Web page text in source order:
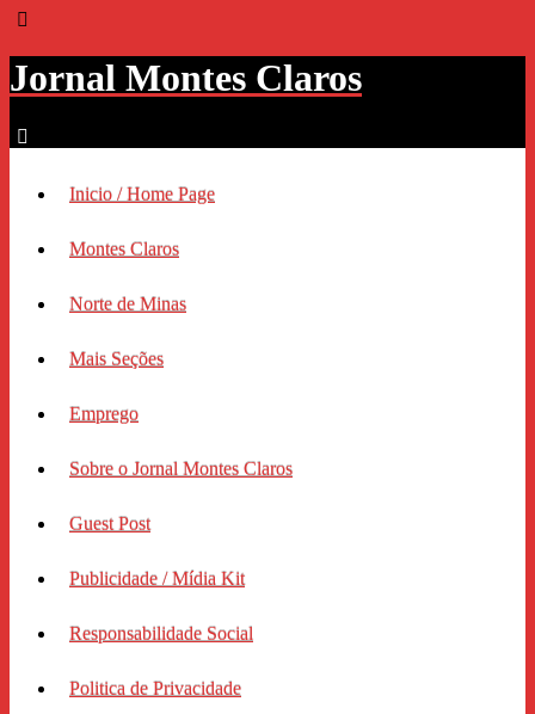
Jornal Montes Claros
Inicio / Home Page
Montes Claros
Norte de Minas
Mais Seções
Emprego
Sobre o Jornal Montes Claros
Guest Post
Publicidade / Mídia Kit
Responsabilidade Social
Politica de Privacidade